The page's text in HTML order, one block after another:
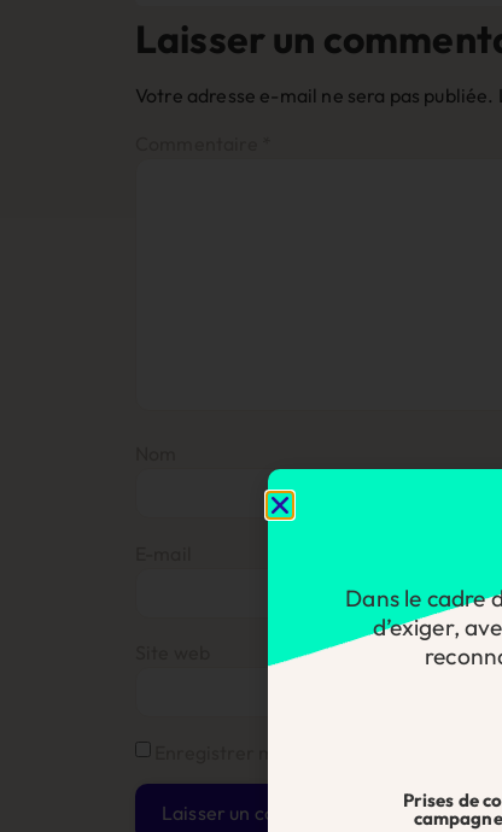
Laisser un
Votre adresse e-mail ne sera pas publiée.
Enregistrer mon nom, mon e-mail et
Dans le cadre
d’exiger,
Prises de